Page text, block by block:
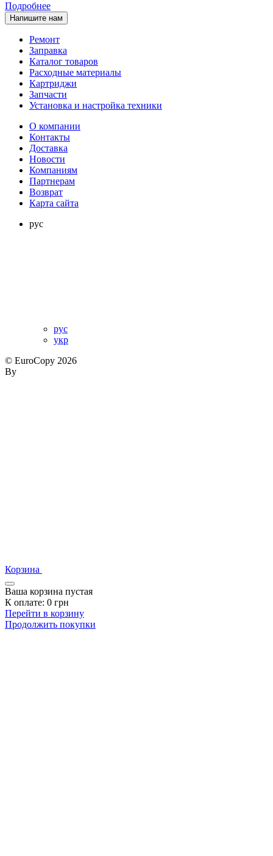
Подробнее
Напишите нам
Ремонт
Заправка
Каталог товаров
Расходные материалы
Картриджи
Запчасти
Установка и настройка техники
О компании
Контакты
Доставка
Новости
Компаниям
Партнерам
Возврат
Карта сайта
рус
рус
укр
© EuroCopy 2026
By
Корзина
Ваша корзина пустая
К оплате: 0 грн
Перейти в корзину
Продолжить покупки